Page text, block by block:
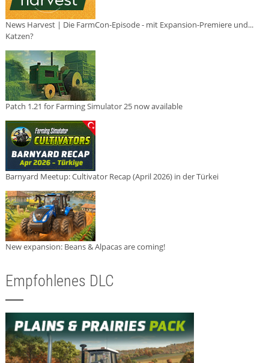
News Harvest | Die FarmCon-Episode - mit Expansion-Premiere und...
Katzen?
Patch 1.21 for Farming Simulator 25 now available
Barnyard Meetup: Cultivator Recap (April 2026) in der Türkei
New expansion: Beans & Alpacas are coming!
Empfohlenes DLC